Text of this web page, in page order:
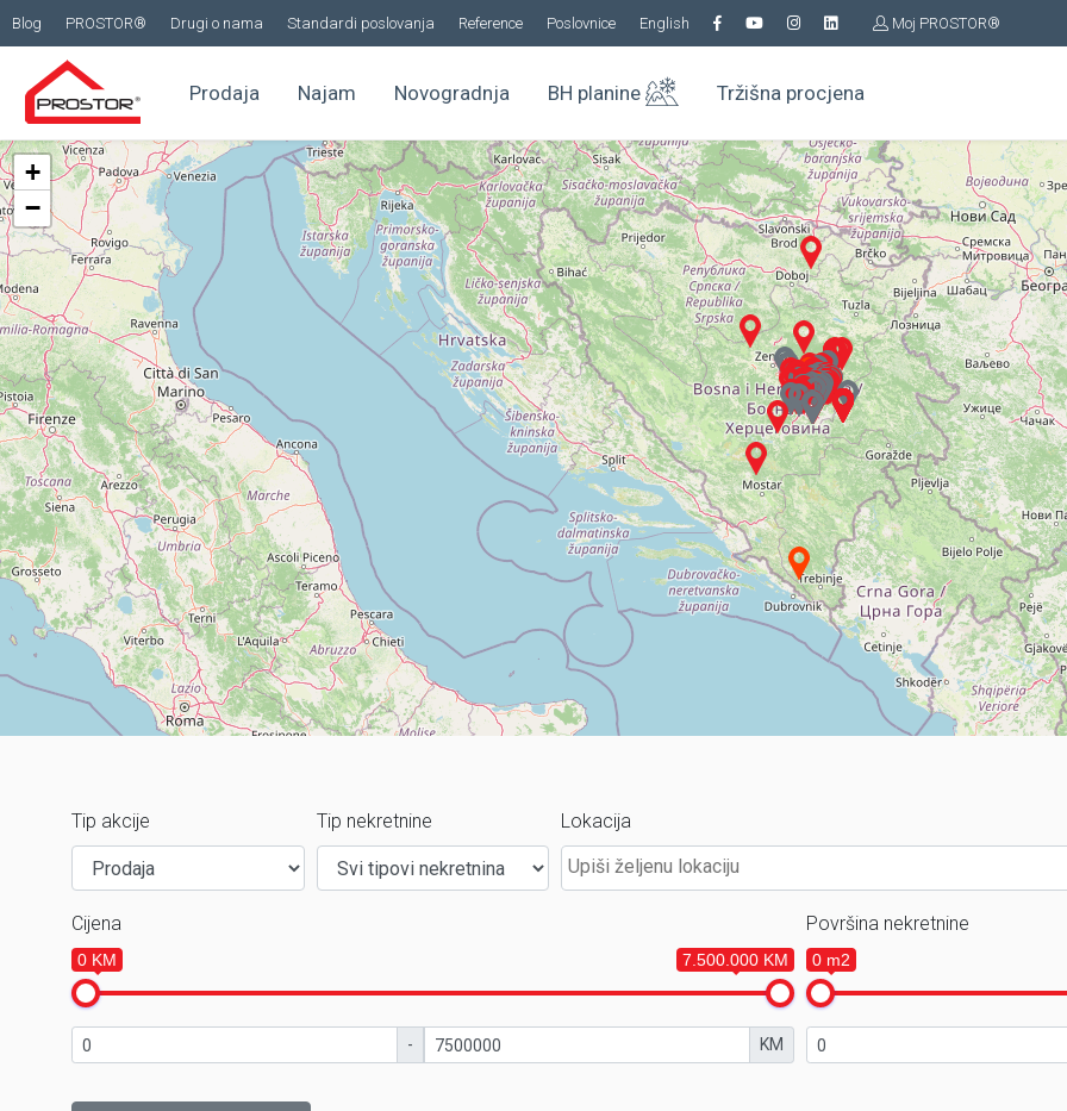
Blog PROSTOR® Drugi o nama Standardi poslovanja Reference Poslovnice English Moj PROSTOR®
Prodaja Najam Novogradnja BH planine Tržišna procjena
+
−
Tip akcije Tip nekretnine Lokacija
Cijena
0 KM 7.500.000 KM
- KM
Površina nekretnine
0 m2